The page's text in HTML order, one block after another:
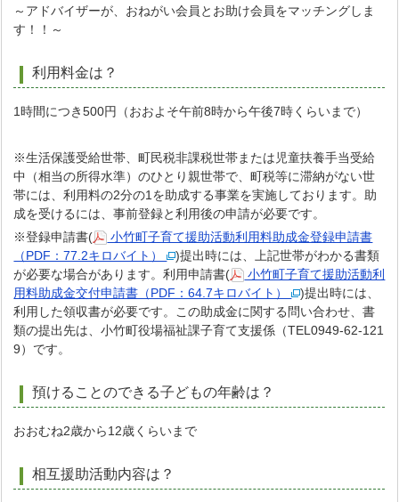
～アドバイザーが、おねがい会員とお助け会員をマッチングしま
す！！～
利用料金は？
1時間につき500円（おおよそ午前8時から午後7時くらいまで）
※生活保護受給世帯、町民税非課税世帯または児童扶養手当受給
中（相当の所得水準）のひとり親世帯で、町税等に滞納がない世
帯には、利用料の2分の1を助成する事業を実施しております。助
成を受けるには、事前登録と利用後の申請が必要です。
※登録申請書(
小竹町子育て援助活動利用料助成金登録申請書
（PDF：77.2キロバイト）
)提出時には、上記世帯がわかる書類
が必要な場合があります。利用申請書(
小竹町子育て援助活動利
用料助成金交付申請書（PDF：64.7キロバイト）
)提出時には、
利用した領収書が必要です。この助成金に関する問い合わせ、書
類の提出先は、小竹町役場福祉課子育て支援係（TEL0949-62-121
9）です。
預けることのできる子どもの年齢は？
おおむね2歳から12歳くらいまで
相互援助活動内容は？